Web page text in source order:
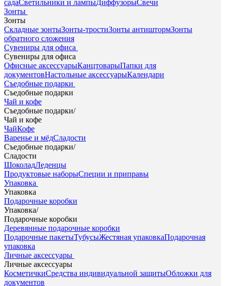
садаСветильники и лампыДиффузорыСвечи
Зонты
Зонты
Складные зонтыЗонты-тростиЗонты антиштормЗонты
обратного сложения
Сувениры для офиса
Сувениры для офиса
Офисные аксессуарыКанцтоварыПапки для
документовНастольные аксессуарыКалендари
Съедобные подарки
Съедобные подарки
Чай и кофе
Съедобные подарки/
Чай и кофе
ЧайКофе
Варенье и мёдСладости
Съедобные подарки/
Сладости
ШоколадЛеденцы
Продуктовые наборыСпеции и приправы
Упаковка
Упаковка
Подарочные коробки
Упаковка/
Подарочные коробки
Деревянные подарочные коробки
Подарочные пакетыТубусыЖестяная упаковкаПодарочная
упаковка
Личные аксессуары
Личные аксессуары
КосметичкиСредства индивидуальной защитыОбложки для
документов